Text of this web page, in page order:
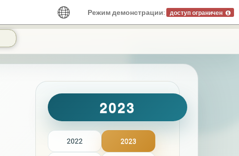
Режим демонстрации: доступ ограничен
2023
2022 2023